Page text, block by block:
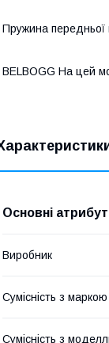
Пружина передньої
BELBOGG На цей
Основні
Виробник
Сумісність з маркою
Сумісність з